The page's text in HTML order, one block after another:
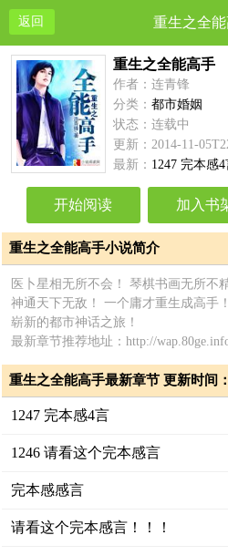
返回 重生之全
重生之全能高手
作者：连青锋
分类：都市婚姻
状态：连载中
更新：2014-11-
最新： 1247 完本感
开始阅读 加入书
重生之全能高手小说简介
医卜星相无所不会！ 琴棋书画无所不
神通天下无敌！ 一个庸才重生成高手
崭新的都市神话之旅！
最新章节推荐地址：http://
重生之全能高手最新章节 更新时间
1247 完本感4言
1246 请看这个完本感言
完本感感言
请看这个完本感言！！！